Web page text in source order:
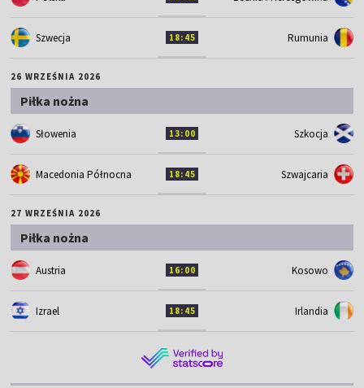
Szwecja 18:45 Rumunia
26 WRZEŚNIA 2026
Piłka nożna
Słowenia 13:00 Szkocja
Macedonia Północna 18:45 Szwajcaria
27 WRZEŚNIA 2026
Piłka nożna
Austria 16:00 Kosowo
Izrael 18:45 Irlandia